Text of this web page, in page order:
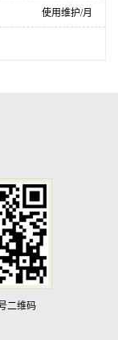
使用维护/月
二维码